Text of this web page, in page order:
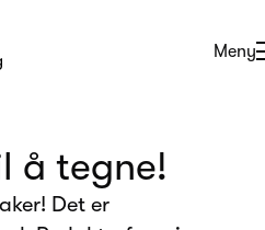
Åpne
Meny
å tegne!
Det er